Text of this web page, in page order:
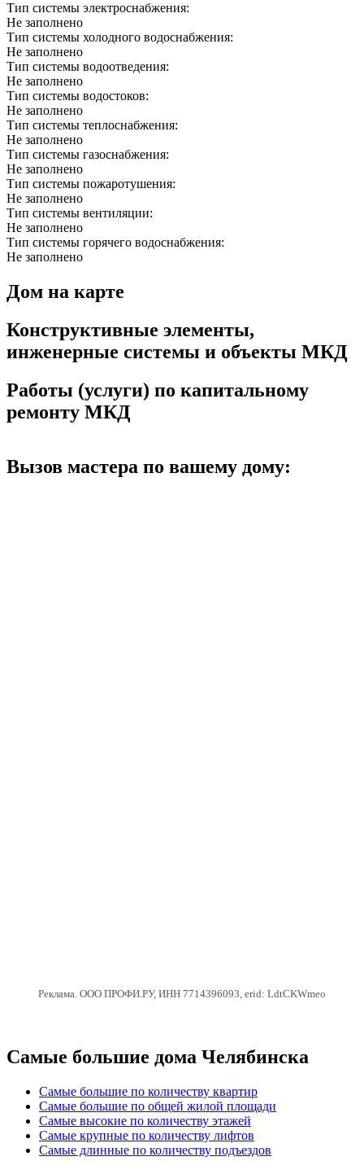
Тип системы электроснабжения:
Не заполнено
Тип системы холодного водоснабжения:
Не заполнено
Тип системы водоотведения:
Не заполнено
Тип системы водостоков:
Не заполнено
Тип системы теплоснабжения:
Не заполнено
Тип системы газоснабжения:
Не заполнено
Тип системы пожаротушения:
Не заполнено
Тип системы вентиляции:
Не заполнено
Тип системы горячего водоснабжения:
Не заполнено
Дом на карте
Конструктивные элементы,
инженерные системы и объекты МКД
Работы (услуги) по капитальному
ремонту МКД
Вызов мастера по вашему дому:
Реклама. ООО ПРОФИ.РУ, ИНН 7714396093, erid: LdtCKWmeo
Самые большие дома Челябинска
Самые большие по количеству квартир
Самые большие по общей жилой площади
Самые высокие по количеству этажей
Самые крупные по количеству лифтов
Самые длинные по количеству подъездов